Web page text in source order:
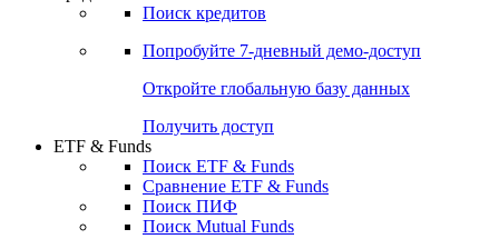
Откройте глобальную базу данных
Получить доступ
Поиск кредитов
Попробуйте7-дневный
Откройте глобальную базу данных
Получить доступ
ETF & Funds